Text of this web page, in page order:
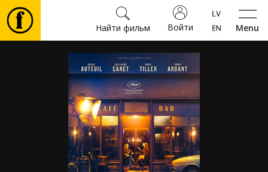
Menu
Войти
Найти фильм
Фильмы
Культура
Мероприятия